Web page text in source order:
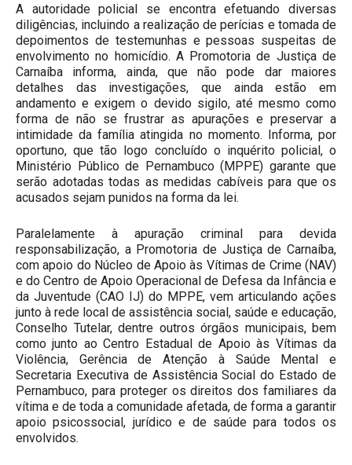
A autoridade policial se encontra efetuando diversas
diligências, incluindo a realização de perícias e tomada de
depoimentos de testemunhas e pessoas suspeitas de
envolvimento no homicídio. A Promotoria de Justiça de
Carnaíba informa, ainda, que não pode dar maiores
detalhes das investigações, que ainda estão em
andamento e exigem o devido sigilo, até mesmo como
forma de não se frustrar as apurações e preservar a
intimidade da família atingida no momento. Informa, por
oportuno, que tão logo concluído o inquérito policial, o
Ministério Público de Pernambuco (MPPE) garante que
serão adotadas todas as medidas cabíveis para que os
acusados sejam punidos na forma da lei.
Paralelamente à apuração criminal para devida
responsabilização, a Promotoria de Justiça de Carnaíba,
com apoio do Núcleo de Apoio às Vítimas de Crime (NAV)
e do Centro de Apoio Operacional de Defesa da Infância e
da Juventude (CAO IJ) do MPPE, vem articulando ações
junto à rede local de assistência social, saúde e educação,
Conselho Tutelar, dentre outros órgãos municipais, bem
como junto ao Centro Estadual de Apoio às Vítimas da
Violência, Gerência de Atenção à Saúde Mental e
Secretaria Executiva de Assistência Social do Estado de
Pernambuco, para proteger os direitos dos familiares da
vítima e de toda a comunidade afetada, de forma a garantir
apoio psicossocial, jurídico e de saúde para todos os
envolvidos.